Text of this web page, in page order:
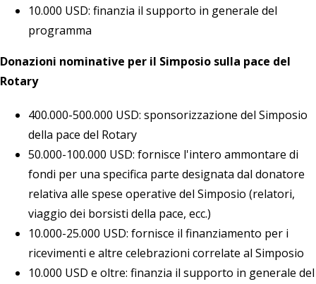
10.000 USD: finanzia il supporto in generale del
programma
Donazioni nominative per il Simposio sulla pace del
Rotary
400.000-500.000 USD: sponsorizzazione del Simposio
della pace del Rotary
50.000-100.000 USD: fornisce l'intero ammontare di
fondi per una specifica parte designata dal donatore
relativa alle spese operative del Simposio (relatori,
viaggio dei borsisti della pace, ecc.)
10.000-25.000 USD: fornisce il finanziamento per i
ricevimenti e altre celebrazioni correlate al Simposio
10.000 USD e oltre: finanzia il supporto in generale del